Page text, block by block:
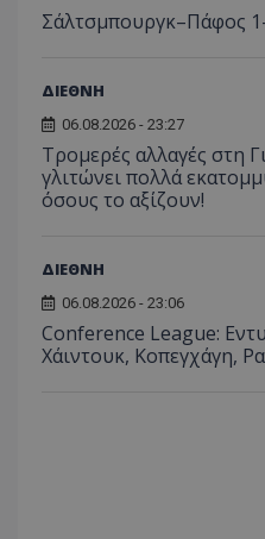
Σάλτσμπουργκ–Πάφος
ΔΙΕΘΝΗ
06.08.2026 - 23:27
Τρομερές αλλαγές στη
γλιτώνει πολλά
όσους το αξίζουν!
ΔΙΕΘΝΗ
06.08.2026 - 23:06
Conference League:
Χάιντουκ, Κοπεγχάγη,